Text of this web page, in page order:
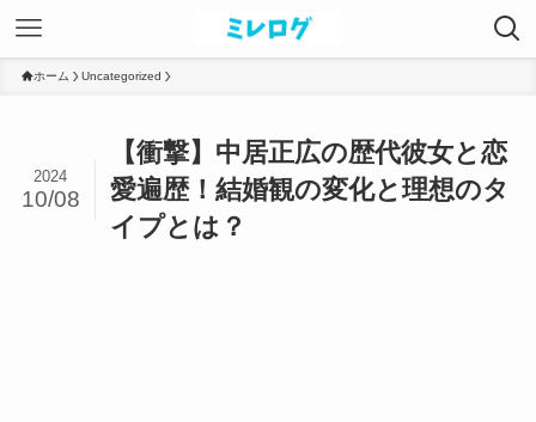
ホーム Uncategorized
【衝撃】中居正広の歴代彼女と恋
愛遍歴！結婚観の変化と理想のタ
イプとは？
2024
10/08